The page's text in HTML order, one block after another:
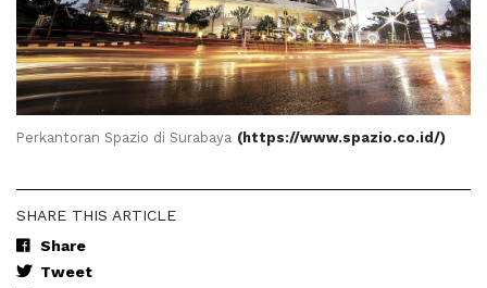
Perkantoran Spazio di Surabaya (https://www.spazio.co.id/)
SHARE THIS ARTICLE
Share
Tweet